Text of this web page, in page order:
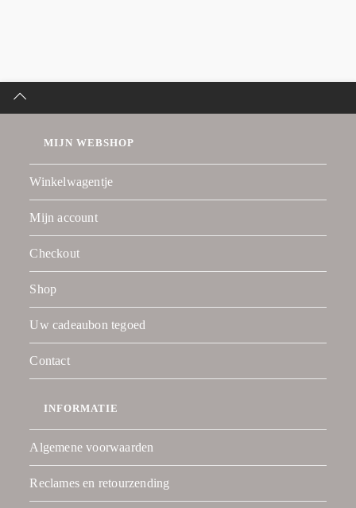
MIJN WEBSHOP
Winkelwagentje
Mijn account
Checkout
Shop
Uw cadeaubon tegoed
Contact
INFORMATIE
Algemene voorwaarden
Reclames en retourzending